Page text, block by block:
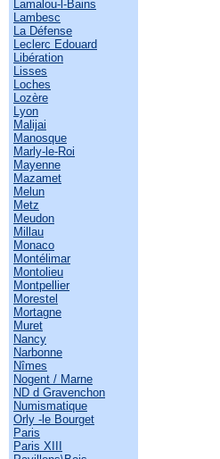
Lamalou-l-Bains
Lambesc
La Défense
Leclerc Edouard
Libération
Lisses
Loches
Lozère
Lyon
Malijai
Manosque
Marly-le-Roi
Mayenne
Mazamet
Melun
Metz
Meudon
Millau
Monaco
Montélimar
Montolieu
Montpellier
Morestel
Mortagne
Muret
Nancy
Narbonne
Nîmes
Nogent / Marne
ND d Gravenchon
Numismatique
Orly -le Bourget
Paris
Paris XIII